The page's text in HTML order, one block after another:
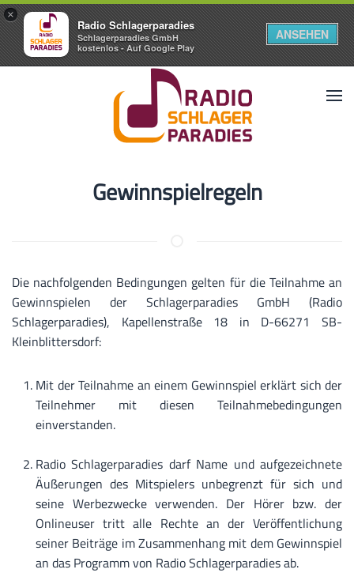
×
Radio Schlagerparadies
Schlagerparadies GmbH
kostenlos - Auf Google Play
ANSEHEN
Gewinnspielregeln
Die nachfolgenden Bedingungen gelten für die Teilnahme an
Gewinnspielen der Schlagerparadies GmbH (Radio
Schlagerparadies), Kapellenstraße 18 in D-66271 SB-
Kleinblittersdorf:
Mit der Teilnahme an einem Gewinnspiel erklärt sich der
Teilnehmer mit diesen Teilnahmebedingungen
einverstanden.
Radio Schlagerparadies darf Name und aufgezeichnete
Äußerungen des Mitspielers unbegrenzt für sich und
seine Werbezwecke verwenden. Der Hörer bzw. der
Onlineuser tritt alle Rechte an der Veröffentlichung
seiner Beiträge im Zusammenhang mit dem Gewinnspiel
an das Programm von Radio Schlagerparadies ab.